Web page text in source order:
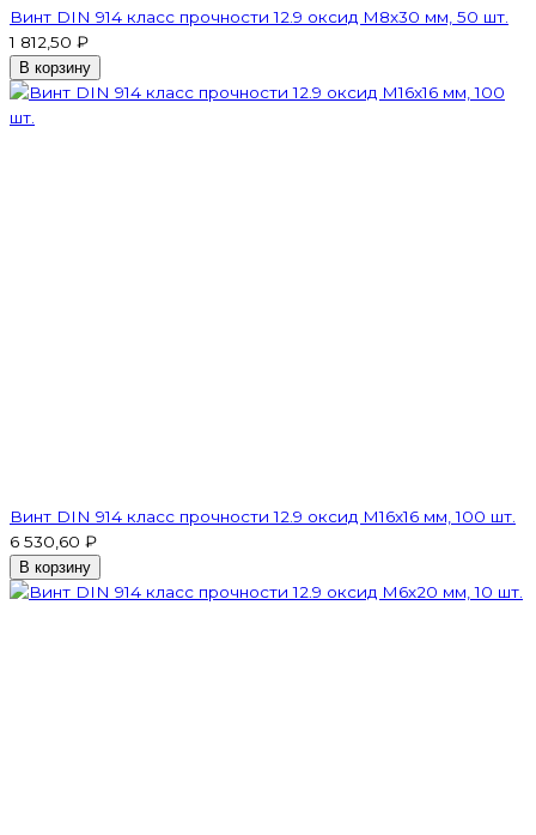
Винт DIN 914 класс прочности 12.9 оксид M8х30 мм, 50 шт.
1 812,50 ₽
В корзину
Винт DIN 914 класс прочности 12.9 оксид M16x16 мм, 100 шт.
6 530,60 ₽
В корзину